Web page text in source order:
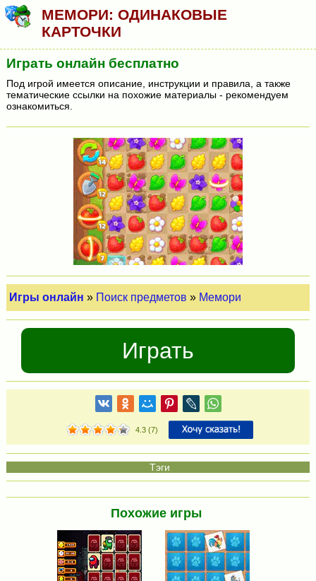
МЕМОРИ: ОДИНАКОВЫЕ
КАРТОЧКИ
Играть онлайн бесплатно
Под игрой имеется описание, инструкции и правила, а также
тематические ссылки на похожие материалы - рекомендуем
ознакомиться.
Игры онлайн » Поиск предметов » Мемори
Играть
4.3(7)
Похожие игры